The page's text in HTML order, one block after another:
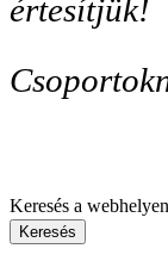
értesítjük!
Keresés a